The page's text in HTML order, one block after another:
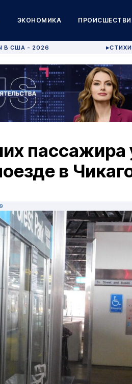
ЭКОНОМИКА
В США - 2026 ▶
пассажира
в